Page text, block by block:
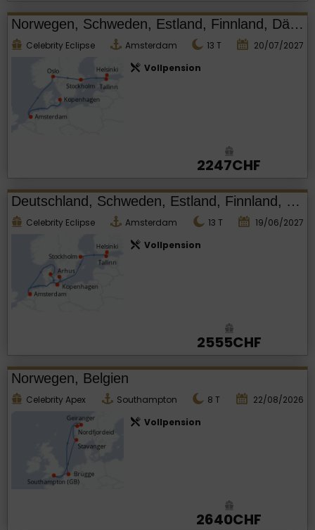
Norwegen, Schweden, Estland, Finnland, Dänemark, Niederlande
Celebrity Eclipse Amsterdam 13 T
20/07/2027
Vollpension
2247CHF
Deutschland, Schweden, Estland, Finnland, Dänemark, Niederlande
Celebrity Eclipse Amsterdam 13 T
19/06/2027
Vollpension
2555CHF
Norwegen, Belgien
Celebrity Apex Southampton 8 T
22/08/2026
Vollpension
2640CHF